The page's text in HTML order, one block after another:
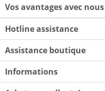
Vos avantages avec nous
Hotline assistance
Assistance boutique
Informations